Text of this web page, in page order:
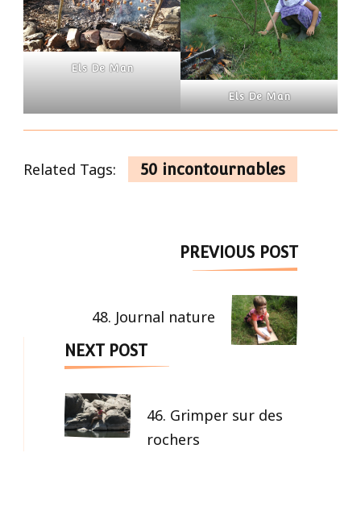
Els De Man
Els De Man
Related Tags: 50 incontournables
Post
Navigation
PREVIOUS POST
48. Journal nature
NEXT POST
46. Grimper sur des
rochers